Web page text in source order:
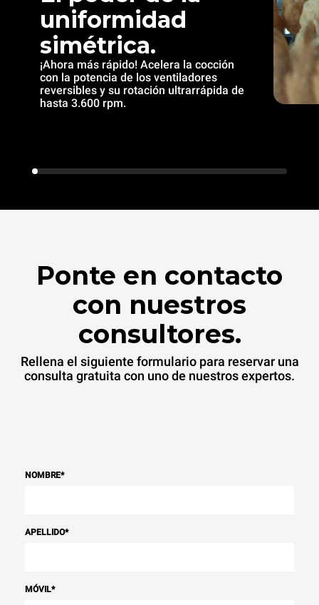
uniformidad
simétrica.
¡Ahora más rápido! Acelera la cocción
con la potencia de los ventiladores
reversibles y su rotación ultrarrápida de
hasta 3.600 rpm.
Ponte en contacto
con nuestros
consultores.
Rellena el siguiente formulario para reservar una
consulta gratuita con uno de nuestros expertos.
NOMBRE*
APELLIDO*
MÓVIL*